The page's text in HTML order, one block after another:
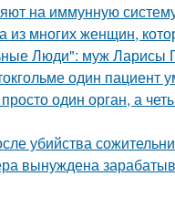
на иммунную
из многих женщин,
Люди": муж Ларисы
один пациент
один орган, а
убийства
вынуждена